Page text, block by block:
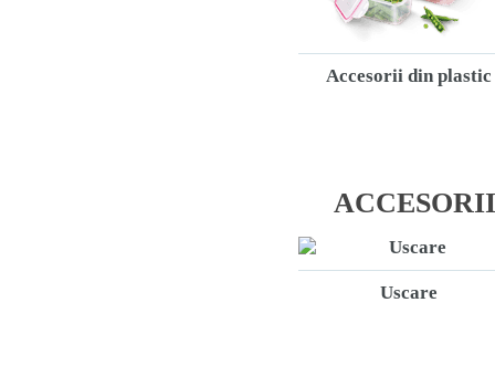
Accesorii din plastic
Uscare